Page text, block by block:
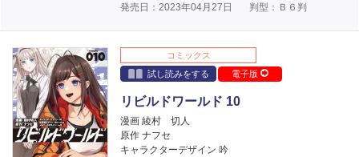
発売日：2023年04月27日
判型：Ｂ６判
コミックス
試し読みをする
電子版
リビルドワールド 10
漫画 綾村 切人
原作 ナフセ
キャラクターデザイン 吟